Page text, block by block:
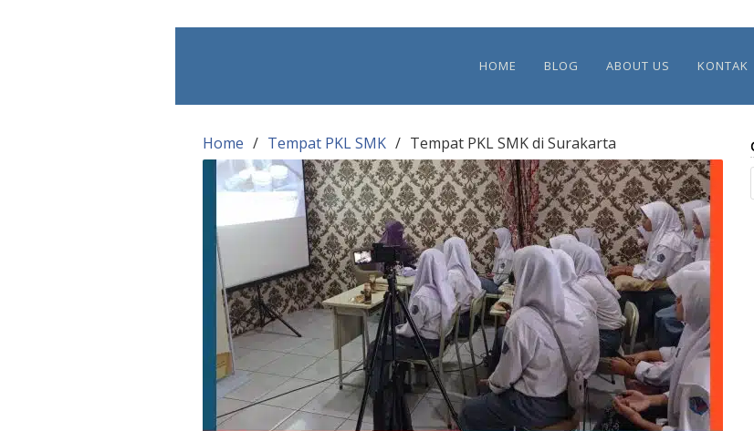
HOME BLOG ABOUT US KONTAK
Home Tempat PKL SMK Tempat PKL SMK di Surakarta